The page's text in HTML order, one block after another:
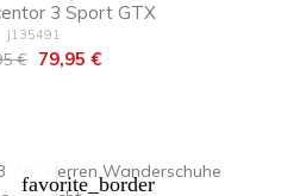
3 Sport GTX
J135491
€ Preis
79,95 €
favorite_border